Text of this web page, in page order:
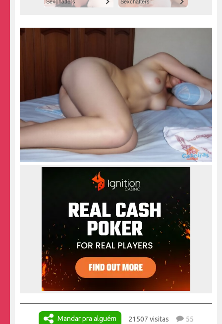
Sexchatters Sexchatters
Mandar pra alguém 21507 visitas 55